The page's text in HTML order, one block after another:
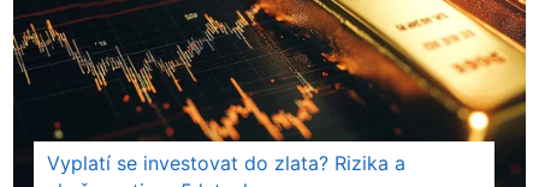
Vyplatí se investovat do zlata? Rizika a